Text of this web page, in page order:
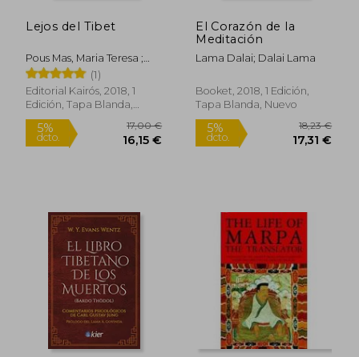
5%
dcto.
5%
dcto.
Lejos del Tibet
Pous Mas, Maria Teresa ;
Wangchen, Thubten
(1)
Editorial Kairós, 2018, 1
Edición, Tapa Blanda,
Nuevo
El Corazón de la
Meditación
Lama Dalai; Dalai Lama
Booket, 2018, 1 Edición,
Tapa Blanda, Nuevo